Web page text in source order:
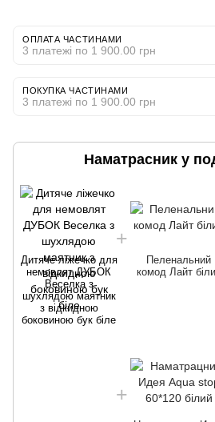
ОПЛАТА ЧАСТИНАМИ
3 платежі по 1 900.00 грн
ПОКУПКА ЧАСТИНАМИ
3 платежі по 1 900.00 грн
Наматрасник у
Дитяче ліжечко для
немовлят ДУБОК
Веселка з
шухлядою маятник
з відкидною
боковиною бук біле
Пеленальний
комод Лайт